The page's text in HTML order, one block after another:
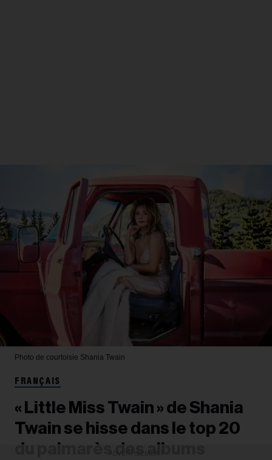
Photo de courtoisie Shania Twain
FRANÇAIS
« Little Miss Twain » de Shania
Twain se hisse dans le top 20
du palmarès des albums